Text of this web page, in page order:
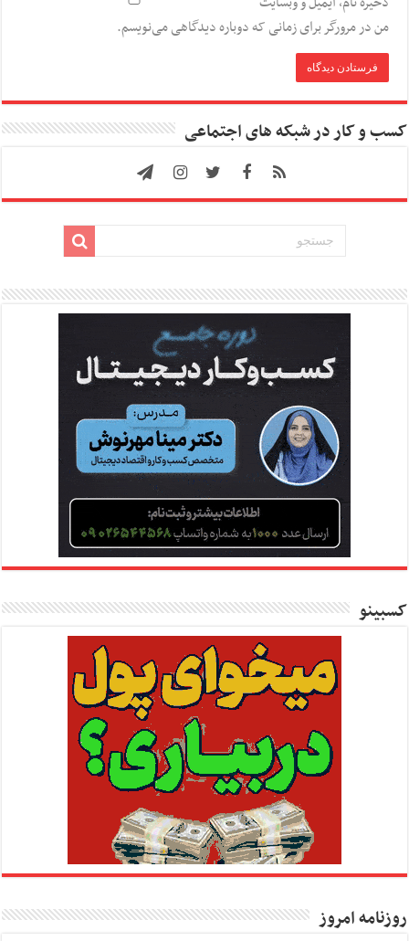
من در مرورگر برای زمانی که دوباره دیدگاهی می‌نویسم.
کسب و کار در شبکه های اجتماعی
کسبینو
روزنامه امروز